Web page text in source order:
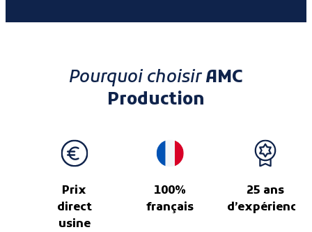
Pourquoi choisirAMC
Production
Prix
direct
usine
100%
français
25 ans
d’expérience